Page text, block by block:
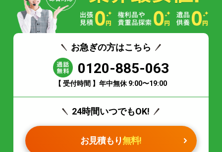
お急ぎの方はこちら
0120-885-063
【 受付時間 】年中無休 9:00〜19:00
24時間いつでもOK!
お見積もり無料!